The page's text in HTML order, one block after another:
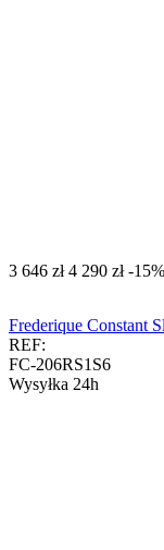
‍3 646‍ zł ‍4 290‍ zł -15%
Frederique Constant
REF:
FC-206RS1S6
Wysyłka 24h